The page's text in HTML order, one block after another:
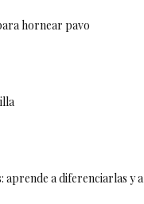
hornear pavo
aprende a diferenciarlas y a